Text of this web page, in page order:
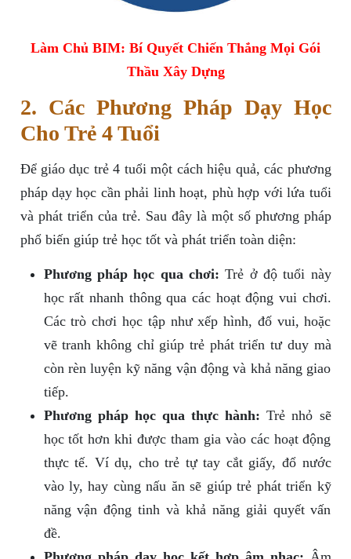
Làm Chủ BIM: Bí Quyết Chiến Thắng Mọi Gói
Thầu Xây Dựng
2. Các Phương Pháp Dạy Học
Cho Trẻ 4 Tuổi
Để giáo dục trẻ 4 tuổi một cách hiệu quả, các phương
pháp dạy học cần phải linh hoạt, phù hợp với lứa tuổi
và phát triển của trẻ. Sau đây là một số phương pháp
phổ biến giúp trẻ học tốt và phát triển toàn diện:
Phương pháp học qua chơi: Trẻ ở độ tuổi này
học rất nhanh thông qua các hoạt động vui chơi.
Các trò chơi học tập như xếp hình, đố vui, hoặc
vẽ tranh không chỉ giúp trẻ phát triển tư duy mà
còn rèn luyện kỹ năng vận động và khả năng giao
tiếp.
Phương pháp học qua thực hành: Trẻ nhỏ sẽ
học tốt hơn khi được tham gia vào các hoạt động
thực tế. Ví dụ, cho trẻ tự tay cắt giấy, đổ nước
vào ly, hay cùng nấu ăn sẽ giúp trẻ phát triển kỹ
năng vận động tinh và khả năng giải quyết vấn
đề.